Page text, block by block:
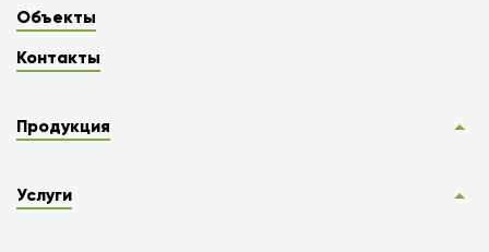
Объекты
Контакты
Продукция
Услуги